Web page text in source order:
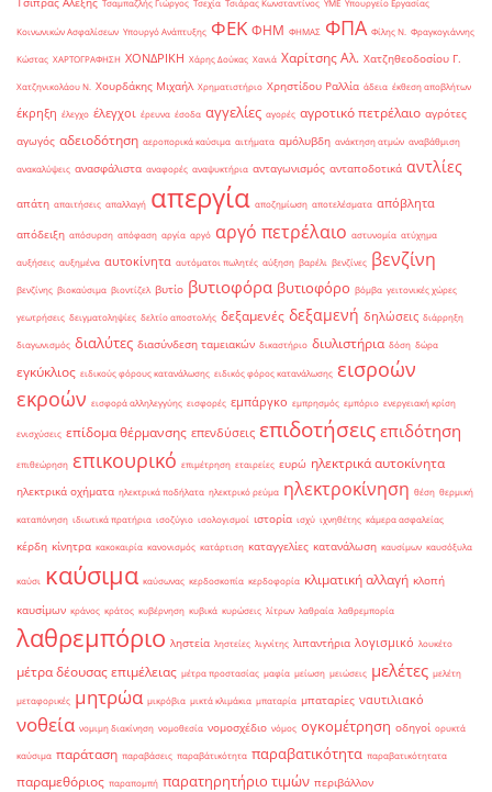
Τσαμπαζλής Γιώργος Τσεχία Τσιάρας Κωνσταντίνος ΥΜΕ Υπουργείο Εργασίας
Κοινωνικών Ασφαλίσεων Υπουργό Ανάπτυξης ΦΕΚ ΦΗΜ ΦΗΜΑΣ ΦΠΑ Φίλης Ν. Φραγκογιάννης
Κώστας ΧΑΡΤΟΓΡΑΦΗΣΗ ΧΟΝΔΡΙΚΗ Χάρης Δούκας Χανιά Χαρίτσης Αλ. Χατζηθεοδοσίου Γ.
Χατζηνικολάου Ν. Χουρδάκης Μιχαήλ Χρηματιστήριο Χρηστίδου Ραλλία άδεια έκθεση αποβλήτων
έκρηξη έλεγχο έλεγχοι έρευνα έσοδα αγγελίες αγορές αγροτικό πετρέλαιο αγρότες
αγωγός αδειοδότηση αεροπορικά καύσιμα αιτήματα αμόλυβδη ανάκτηση ατμών αναβάθμιση
ανακαλύψεις ανασφάλιστα αναφορές αναψυκτήρια ανταγωνισμός ανταποδοτικά αντλίες
απάτη απαιτήσεις απαλλαγή απεργία αποζημίωση αποτελέσματα απόβλητα
απόδειξη απόσυρση απόφαση αργία αργό αργό πετρέλαιο αστυνομία ατύχημα
αυξήσεις αυξημένα αυτοκίνητα αυτόματοι πωλητές αύξηση βαρέλι βενζίνες βενζίνη
βενζίνης βιοκαύσιμα βιοντίζελ βυτίο βυτιοφόρα βυτιοφόρο βόμβα γειτονικές χώρες
γεωτρήσεις δειγματοληψίες δελτίο αποστολής δεξαμενές δεξαμενή δηλώσεις διάρρηξη
διαγωνισμός διαλύτες διασύνδεση ταμειακών δικαστήριο διυλιστήρια δόση δώρα
εγκύκλιος ειδικούς φόρους κατανάλωσης ειδικός φόρος κατανάλωσης εισροών
εκροών εισφορά αλληλεγγύης εισφορές εμπάργκο εμπρησμός εμπόριο ενεργειακή κρίση
ενισχύσεις επίδομα θέρμανσης επενδύσεις επιδοτήσεις επιδότηση
επιθεώρηση επικουρικό επιμέτρηση εταιρείες ευρώ ηλεκτρικά αυτοκίνητα
ηλεκτρικά οχήματα ηλεκτρικά ποδήλατα ηλεκτρικό ρεύμα ηλεκτροκίνηση θέση θερμική
καταπόνηση ιδιωτικά πρατήρια ισοζύγιο ισολογισμοί ιστορία ισχύ ιχνηθέτης κάμερα ασφαλείας
κέρδη κίνητρα κακοκαιρία κανονισμός κατάρτιση καταγγελίες κατανάλωση καυσίμων καυσόξυλα
καύσι καύσιμα καύσωνας κερδοσκοπία κερδοφορία κλιματική αλλαγή κλοπή
καυσίμων κράνος κράτος κυβέρνηση κυβικά κυρώσεις λίτρων λαθραία λαθρεμπορία
λαθρεμπόριο ληστεία ληστείες λιγνίτης λιπαντήρια λογισμικό λουκέτο
μέτρα δέουσας επιμέλειας μέτρα προστασίας μαφία μείωση μειώσεις μελέτες μελέτη
μεταφορικές μητρώα μικρόβια μικτά κλιμάκια μπαταρία μπαταρίες ναυτιλιακό
νοθεία νομιμη διακίνηση νομοθεσία νομοσχέδιο νόμος ογκομέτρηση οδηγοί ορυκτά
καύσιμα παράταση παραβάσεις παραβάτικότητα παραβατικότητα παραβατικότητατα
παραμεθόριος παραπομπή παρατηρητήριο τιμών περιβάλλον